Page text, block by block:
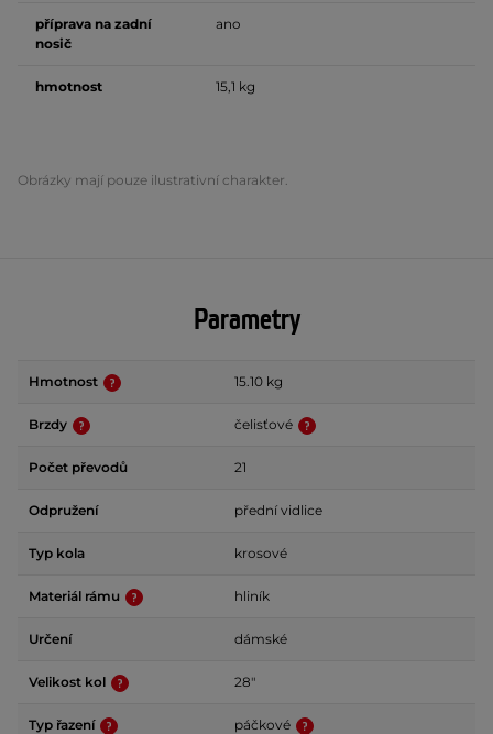
příprava na zadní
nosič
ano
hmotnost 15,1 kg
Obrázky mají pouze ilustrativní charakter.
Parametry
Hmotnost 15.10 kg
Brzdy čelisťové
Počet převodů 21
Odpružení přední vidlice
Typ kola krosové
Materiál rámu hliník
Určení dámské
Velikost kol 28"
Typ řazení páčkové